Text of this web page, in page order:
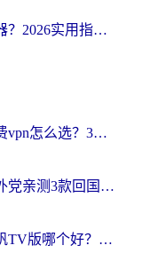
海外打LOL用哪个加速器？2026实用指南：从延迟到设备适配，一篇解决你的国服游戏痛点
海外党必看：加速器免费vpn怎么选？3步教你无缝访问国内资源
穿梭和巨鲸哪个好？海外党亲测3款回国加速器，教你避开90%的坑
海外党必看：斧牛和快帆TV版哪个好？3分钟选对回国加速器，无缝刷B站、追热剧